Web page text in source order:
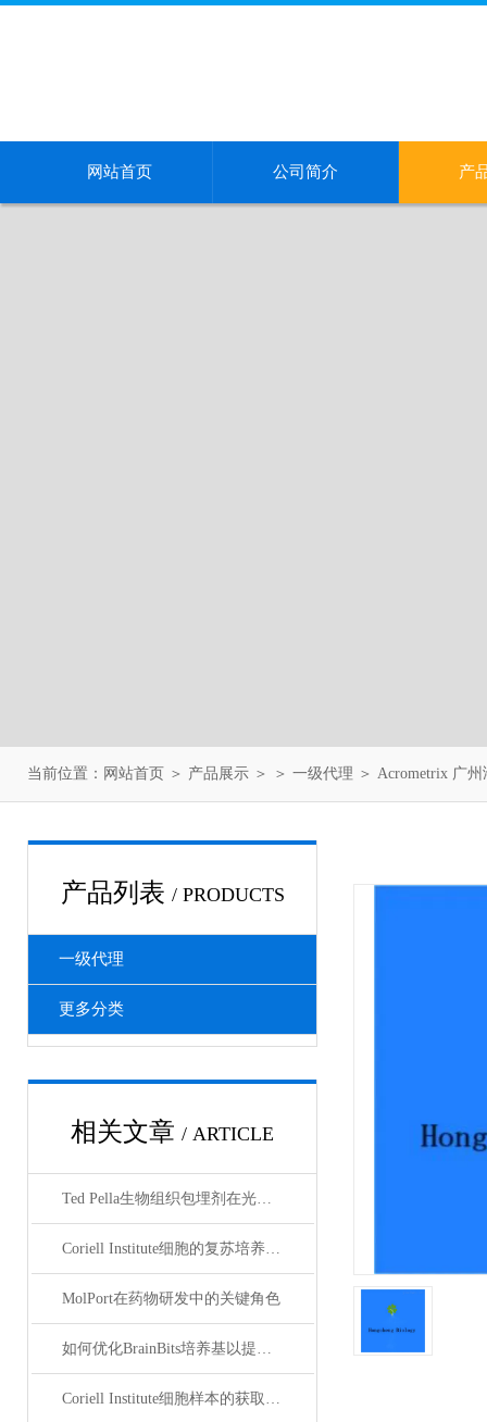
网站首页 公司简介 产
当前位置： 网站首页 ＞ 产品展示 ＞ ＞ 一级代理 ＞ Acrometrix 广
产品列表 / PRODUCTS
一级代理
更多分类
相关文章 / ARTICLE
Ted Pella生物组织包埋剂在光镜与电镜联用技术中的应用
Coriell Institute细胞的复苏培养与质量控制规范
MolPort在药物研发中的关键角色
如何优化BrainBits培养基以提高实验效果？
Coriell Institute细胞样本的获取与应用指南